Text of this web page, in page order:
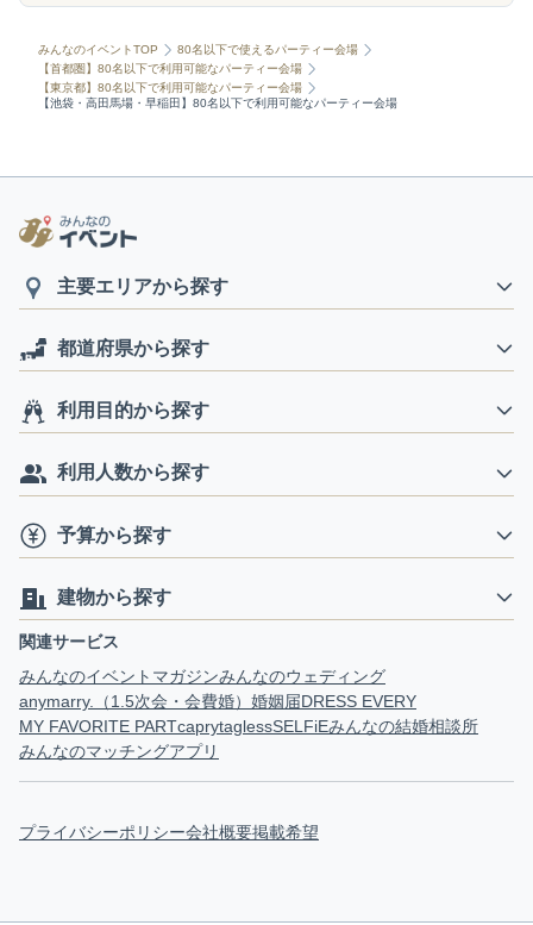
みんなのイベントTOP
80名以下で使えるパーティー会場
【首都圏】80名以下で利用可能なパーティー会場
【東京都】80名以下で利用可能なパーティー会場
【池袋・高田馬場・早稲田】80名以下で利用可能なパーティー会場
主要エリアから探す
都道府県から探す
利用目的から探す
利用人数から探す
予算から探す
建物から探す
関連サービス
みんなのイベントマガジンみんなのウェディング
anymarry.（1.5次会・会費婚） 婚姻届DRESS EVERY
MY FAVORITE PARTcaprytaglessSELFiEみんなの結婚相談所
みんなのマッチングアプリ
プライバシーポリシー会社概要掲載希望